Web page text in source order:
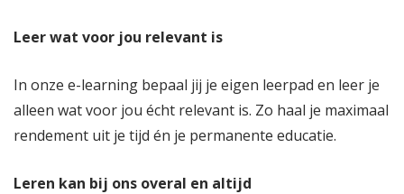
Leer wat voor jou relevant is
In onze e-learning bepaal jij je eigen leerpad en leer je
alleen wat voor jou écht relevant is. Zo haal je maximaal
rendement uit je tijd én je permanente educatie.
Leren kan bij ons overal en altijd